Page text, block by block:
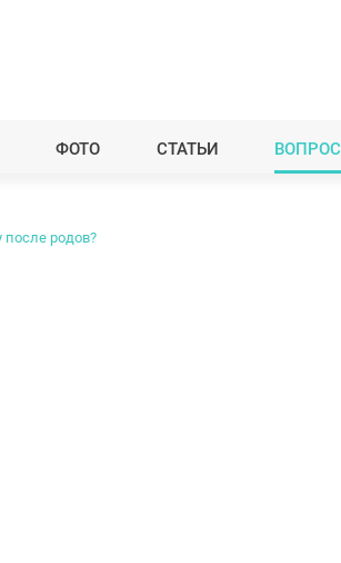
ФОТО СТАТЬИ
после родов?